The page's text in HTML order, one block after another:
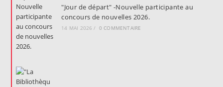
"Jour de départ" -Nouvelle participante au
concours de nouvelles 2026.
14 MAI 2026 / 0 COMMENTAIRE